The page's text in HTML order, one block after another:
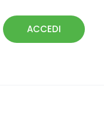
ACCEDI